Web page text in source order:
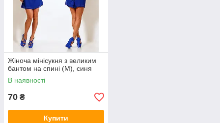
Жіноча мінісукня з великим
бантом на спині (M), синя
В наявності
70 ₴
Купити